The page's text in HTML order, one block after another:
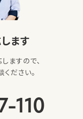
ます
ますので、
ださい。
110